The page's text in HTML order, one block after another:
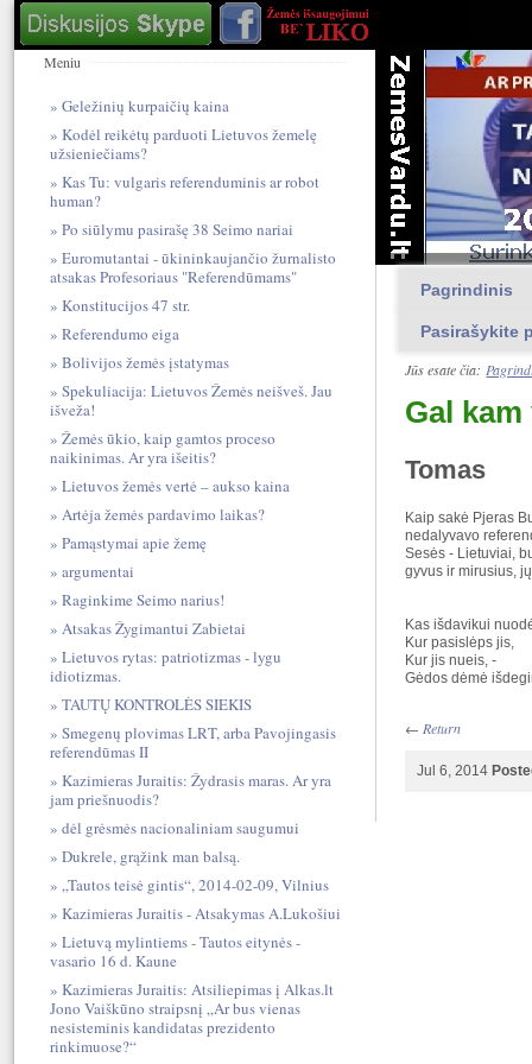
Pagrindinis
Pasirašykite
Jūs esate čia:
Gal
Tomas
Kaip sakė Pjeras
nedalyvavo
Sesės - Lietuviai,
gyvus ir mirusius,
Kas išdavikui
Kur pasislėps jis,
Kur jis nueis, -
Gėdos dėmė
← Return
Jul 6, 2014
Meniu
Geležinių kurpaičių kaina
Kodėl reikėtų parduoti Lietuvos žemelę
užsieniečiams?
Kas Tu: vulgari​s referendum​inis ar robot
human?
Po siūlymu pasirašę 38 Seimo nariai
Euromutantai - ūkininkaujančio žurnalisto
atsakas Profesoriaus "Referendūmams"
Konstitucijos 47 str.
Referendumo eiga
Bolivijos žemės įstatymas
Spekuliacija: Lietuvos Žemės neišveš. Jau
išveža!
Žemės ūkio, kaip gamtos proceso
naikinimas. Ar yra išeitis?
Lietuvos žemės vertė – aukso kaina
Artėja žemės pardavimo laikas?
Pamąstymai apie žemę
argumentai
Raginkime Seimo narius!
Atsakas Žygimantui Zabietai
Lietuvos rytas: patriotizmas - lygu
idiotizmas.
TAUTŲ KONTROLĖS SIEKIS
Smegenų plovimas LRT, arba Pavojingasis
referendūmas II
Kazimieras Juraitis: Žydrasis maras. Ar yra
jam priešnuodis?
dėl grėsmės nacionaliniam saugumui
Dukrele, grąžink man balsą.
„Tautos teisė gintis“, 2014-02-09, Vilnius
Kazimieras Juraitis - Atsakymas A.Lukošiui
Lietuvą mylintiems - Tautos eitynės -
vasario 16 d. Kaune
Kazimieras Juraitis: Atsiliepimas į Alkas.lt
Jono Vaiškūno straipsnį „Ar bus vienas
nesisteminis kandidatas prezidento
rinkimuose?“